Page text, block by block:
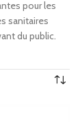
pour les
sanitaires
du public.